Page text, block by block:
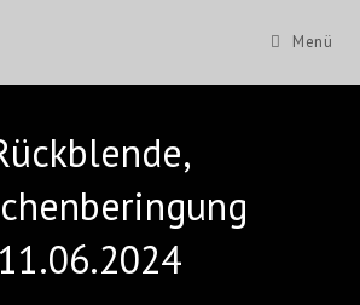
Menü
11.06.2024